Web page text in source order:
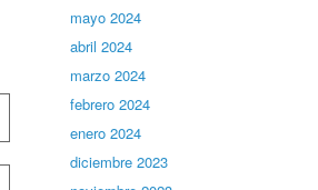
mayo 2024
abril 2024
marzo 2024
febrero 2024
enero 2024
diciembre 2023